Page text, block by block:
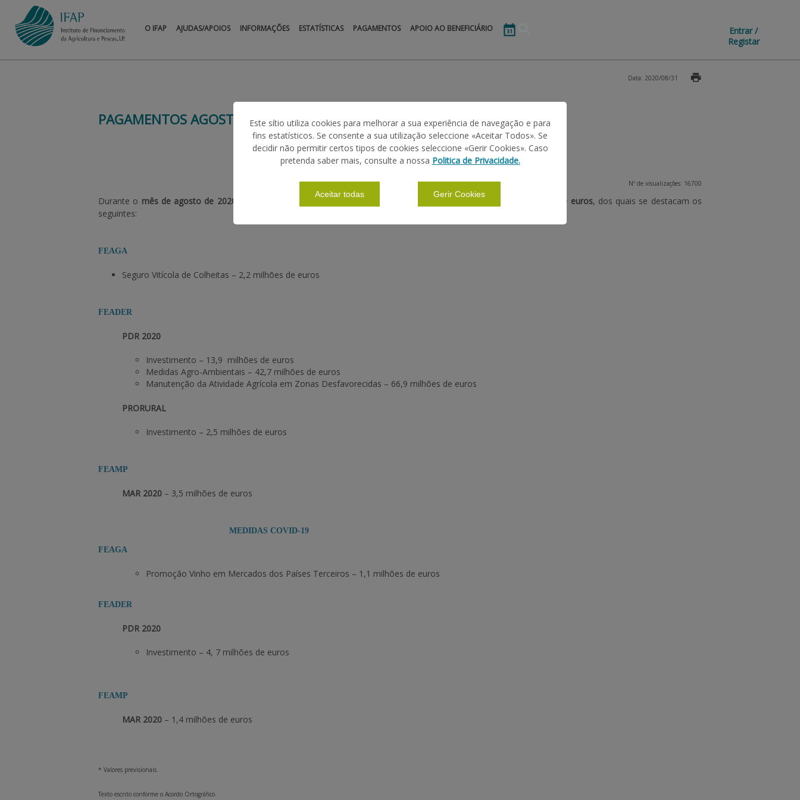
O IFAP AJUDAS/APOIOS INFORMAÇÕES ESTATÍSTICAS PAGAMENTOS APOIO AO BENEFICIÁRIO
Entrar /
Registar
PAGAMENTOS AGOSTO 2020
Data: 2020/08/31
Nº de visualizações: 16700
Durante o mês de agosto de 2020 , o IFAP procedeu a pagamentos* num montante total de cerca de milhões de euros, dos quais se destacam os
seguintes:
FEAGA
Seguro Vitícola de Colheitas – 2,2 milhões de euros
FEADER
PDR 2020
Investimento – 13,9 milhões de euros
Medidas Agro-Ambientais – 42,7 milhões de euros
Manutenção da Atividade Agrícola em Zonas Desfavorecidas – 66,9 milhões de euros
PRORURAL
Investimento – 2,5 milhões de euros
FEAMP
MAR 2020 – 3,5 milhões de euros
MEDIDAS COVID-19
FEAGA
Promoção Vinho em Mercados dos Países Terceiros – 1,1 milhões de euros
FEADER
PDR 2020
Investimento – 4, 7 milhões de euros
FEAMP
MAR 2020 – 1,4 milhões de euros
* Valores previsionais.
Texto escrito conforme o Acordo Ortográfico.
Este sítio utiliza cookies para melhorar a sua experiência de navegação e para
fins estatísticos. Se consente a sua utilização seleccione «Aceitar Todos». Se
decidir não permitir certos tipos de cookies seleccione «Gerir Cookies». Caso
pretenda saber mais, consulte a nossa Politica de Privacidade.
Aceitar todas Gerir Cookies